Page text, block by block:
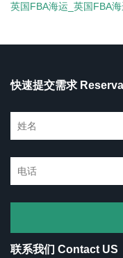
英国FBA海运_英国FBA海
快速提交需求
联系我们 Contact US